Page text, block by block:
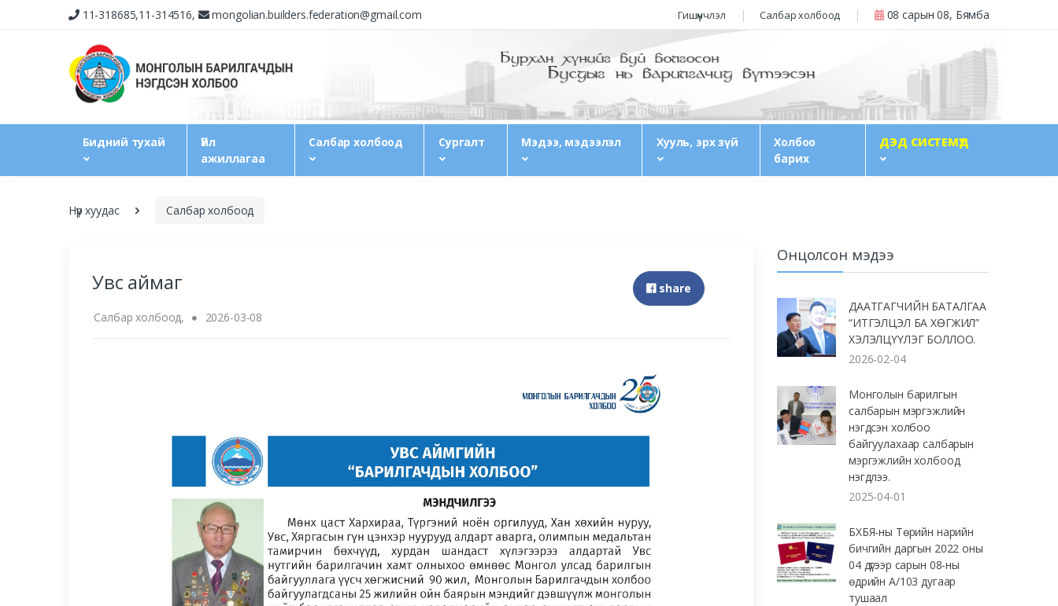
11-318685,11-314516, mongolian.builders.federation@gmail.com Гишүүнчлэл Салбар холбоод 08 сарын 08, Бямба
Бидний тухай
Үйл
ажиллагаа
Салбар холбоод Сургалт Мэдээ, мэдээлэл Хууль, эрх зүй
Холбоо
барих
ДЭД СИСТЕМҮҮД
Нүүр хуудас Салбар холбоод
Увс аймаг
share
Салбар холбоод,
2026-03-08
Онцолсон мэдээ
ДААТГАГЧИЙН БАТАЛГАА
“ИТГЭЛЦЭЛ БА ХӨГЖИЛ”
ХЭЛЭЛЦҮҮЛЭГ БОЛЛОО.
2026-02-04
Монголын барилгын
салбарын мэргэжлийн
нэгдсэн холбоо
байгуулахаар салбарын
мэргэжлийн холбоод
нэгдлээ.
2025-04-01
БХБЯ-ны Төрийн нарийн
бичгийн даргын 2022 оны
04 дүгээр сарын 08-ны
өдрийн А/103 дугаар
тушаал